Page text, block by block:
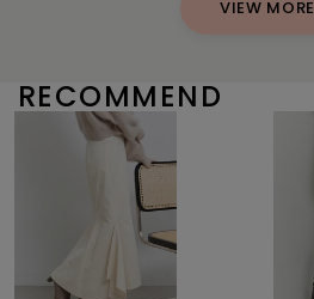
Snow Peak
スノーピーク
SNIDEL HOME
VIEW MORE
RECOMMEND